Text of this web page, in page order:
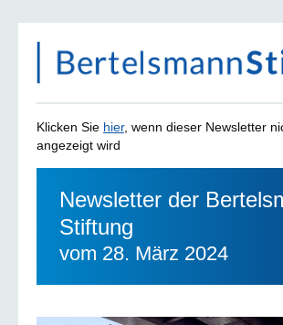
Klicken Sie hier, wenn dieser Newsletter
angezeigt wird
Newsletter der
Stiftung
vom 28. März 2024